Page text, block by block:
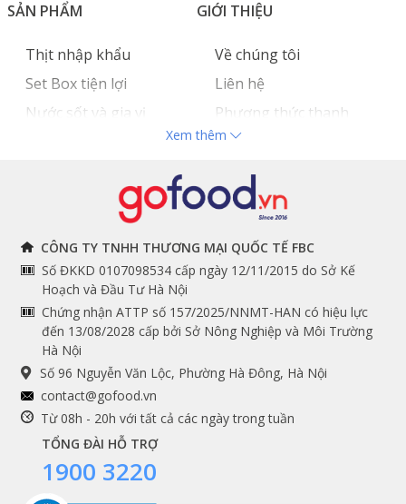
SẢN PHẨM
Thịt nhập khẩu
Set Box tiện lợi
Nước sốt và gia vị
GIỚI THIỆU
Về chúng tôi
Liên hệ
Phương thức thanh
toán
Tuyển dụng
THÔNG TIN
Chính sách và quy định
chung
Hướng dẫn đặt hàng
Cam kết chất lượng
THEO DÕI NGAY
Facebook
Instagram
Youtube
Tiktok
Shopee
DỊCH VỤ
Xem thêm
CÔNG TY TNHH THƯƠNG MẠI QUỐC TẾ FBC
Số ĐKKD 0107098534 cấp ngày 12/11/2015 do Sở Kế
Hoạch và Đầu Tư Hà Nội
Chứng nhận ATTP số 157/2025/NNMT-HAN có hiệu lực
đến 13/08/2028 cấp bởi Sở Nông Nghiệp và Môi Trường
Hà Nội
Số 96 Nguyễn Văn Lộc, Phường Hà Đông, Hà Nội
contact@gofood.vn
Từ 08h - 20h với tất cả các ngày trong tuần
TỔNG ĐÀI HỖ TRỢ
1900 3220